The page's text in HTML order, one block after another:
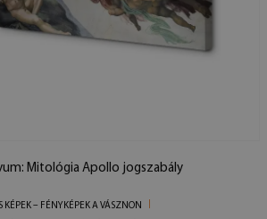
Mitológia Apollo jogszabály
KÉPEK – FÉNYKÉPEK A VÁSZNON